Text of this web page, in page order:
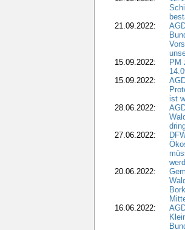
21.09.2022:
15.09.2022:
PM
15.09.2022:
ist
28.06.2022:
27.06.2022:
20.06.2022:
16.06.2022: